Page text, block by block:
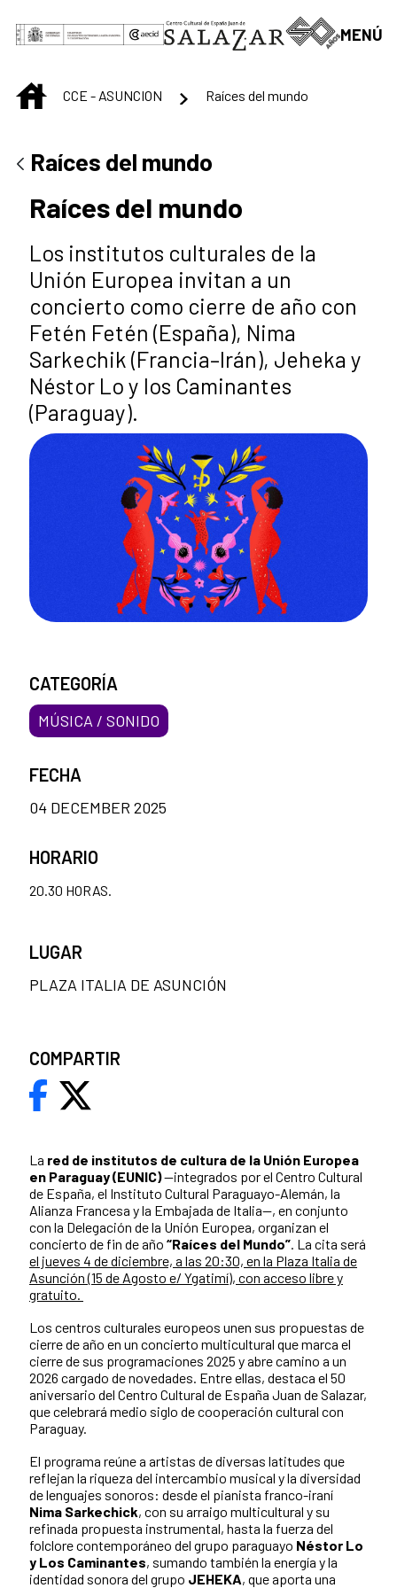
MENÚ
INICIOCCE - ASUNCION Raíces del mundo
Raíces del mundo
Raíces del mundo
Los institutos culturales de la
Unión Europea invitan a un
concierto como cierre de año con
Fetén Fetén (España), Nima
Sarkechik (Francia–Irán), Jeheka y
Néstor Lo y los Caminantes
(Paraguay).
La red de institutos de cultura de la Unión Europea
en Paraguay (EUNIC)—integrados por el Centro Cultural
de España, el Instituto Cultural Paraguayo-Alemán, la
Alianza Francesa y la Embajada de Italia—, en conjunto
con la Delegación de la Unión Europea, organizan el
concierto de fin de año “Raíces del Mundo”. La cita será
el jueves 4 de diciembre, a las 20:30, en la Plaza Italia de
Asunción (15 de Agosto e/ Ygatimí), con acceso libre y
gratuito.
Los centros culturales europeos unen sus propuestas de
cierre de año en un concierto multicultural que marca el
cierre de sus programaciones 2025 y abre camino a un
2026 cargado de novedades. Entre ellas, destaca el 50
aniversario del Centro Cultural de España Juan de Salazar,
que celebrará medio siglo de cooperación cultural con
Paraguay.
El programa reúne a artistas de diversas latitudes que
reflejan la riqueza del intercambio musical y la diversidad
de lenguajes sonoros: desde el pianista franco-iraní
Nima Sarkechick, con su arraigo multicultural y su
refinada propuesta instrumental, hasta la fuerza del
folclore contemporáneo del grupo paraguayo Néstor Lo
y Los Caminantes, sumando también la energía y la
identidad sonora del grupo JEHEKA, que aporta una
CATEGORÍA
MÚSICA / SONIDO
FECHA
04 DECEMBER 2025
HORARIO
20.30 HORAS.
LUGAR
PLAZA ITALIA DE ASUNCIÓN
COMPARTIR